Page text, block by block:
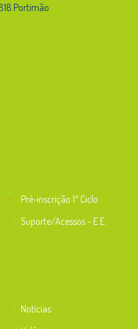
Portimão
Pré-inscrição 1º Ciclo
Suporte/Acessos – E.E.
Notícias